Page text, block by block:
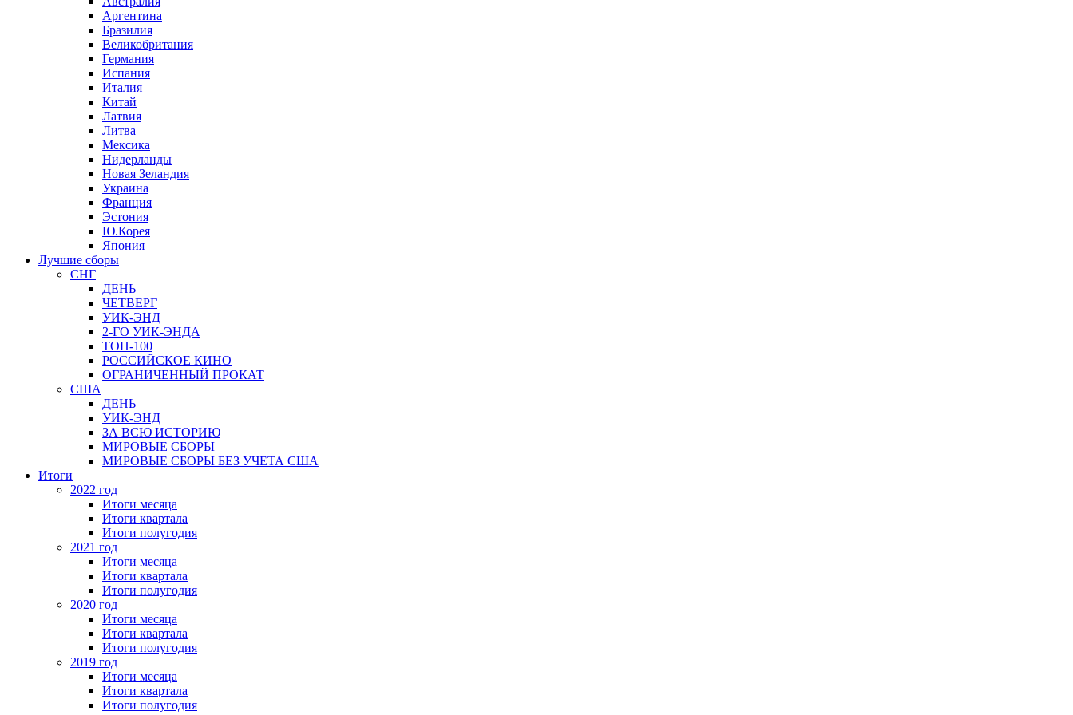
Аргентина
Бразилия
Великобритания
Германия
Испания
Италия
Китай
Латвия
Литва
Мексика
Нидерланды
Новая Зеландия
Украина
Франция
Эстония
Ю.Корея
Япония
Лучшие сборы
СНГ
ДЕНЬ
ЧЕТВЕРГ
УИК-ЭНД
2-ГО УИК-ЭНДА
ТОП-100
РОССИЙСКОЕ КИНО
ОГРАНИЧЕННЫЙ ПРОКАТ
США
ДЕНЬ
УИК-ЭНД
ЗА ВСЮ ИСТОРИЮ
МИРОВЫЕ СБОРЫ
МИРОВЫЕ СБОРЫ БЕЗ УЧЕТА США
Итоги
2022 год
Итоги месяца
Итоги квартала
Итоги полугодия
2021 год
Итоги месяца
Итоги квартала
Итоги полугодия
2020 год
Итоги месяца
Итоги квартала
Итоги полугодия
2019 год
Итоги месяца
Итоги квартала
Итоги полугодия